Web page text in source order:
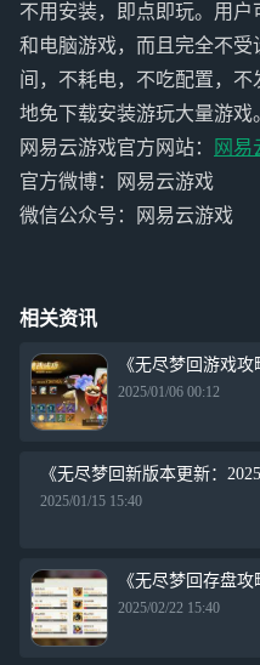
不用安装，即点即玩。用
和电脑游戏，而且完全不
间，不耗电，不吃配置，
地免下载安装游玩大量游戏
网易云游戏官方网站：
网易
官方微博：网易云游戏
微信公众号：网易云游戏
相关资讯
《无尽梦回游戏
2025/01/06 00:12
《无尽梦回新版本更新：
2025/01/15 15:40
《无尽梦回存盘
2025/02/22 15:40